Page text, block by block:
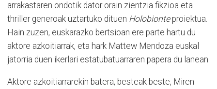
arrakastaren ondotik dator orain zientzia fikzioa eta
thriller generoak uztartuko dituen Holobionteproiektua.
Hain zuzen, euskarazko bertsioan ere parte hartu du
aktore azkoitiarrak, eta hark Mattew Mendoza euskal
jatorria duen ikerlari estatubatuarraren papera du lanean.
Aktore azkoitiarrarekin batera, besteak beste, Miren